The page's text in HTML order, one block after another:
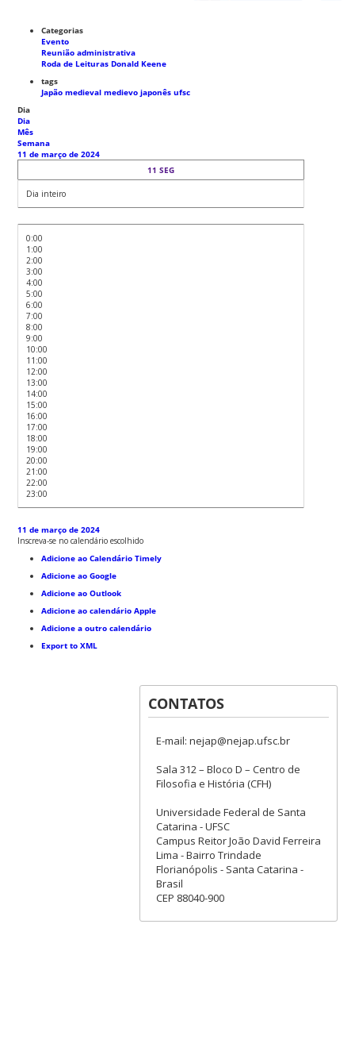
Categorias
Evento
Reunião administrativa
Roda de Leituras Donald Keene
tags
Japão medievalmedievo japonêsufsc
Dia
Dia
Mês
Semana
11 de março de 2024
11 SEG
Dia inteiro
0:00
1:00
2:00
3:00
4:00
5:00
6:00
7:00
8:00
9:00
10:00
11:00
12:00
13:00
14:00
15:00
16:00
17:00
18:00
19:00
20:00
21:00
22:00
23:00
11 de março de 2024
Inscreva-se no calendário escolhido
Adicione ao Calendário Timely
Adicione ao Google
Adicione ao Outlook
Adicione ao calendário Apple
Adicione a outro calendário
Export to XML
CONTATOS
E-mail: nejap@nejap.ufsc.br
Sala 312 – Bloco D – Centro de
Filosofia e História (CFH)
Universidade Federal de Santa
Catarina - UFSC
Campus Reitor João David Ferreira
Lima - Bairro Trindade
Florianópolis - Santa Catarina -
Brasil
CEP 88040-900